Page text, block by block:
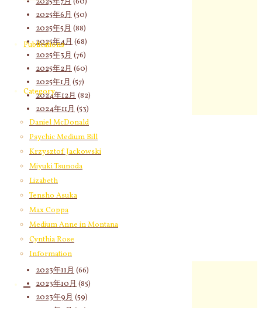
Publications
Category
Daniel McDonald
Psychic Medium Bill
Krzysztof Jackowski
Miyuki Tsunoda
Lizabeth
Tensho Asuka
Max Coppa
Medium Anne in Montana
Cynthia Rose
Information
2025年6月 (50)
2025年5月 (88)
2025年4月 (68)
2025年3月 (76)
2025年2月 (60)
2025年1月 (57)
2024年12月 (82)
2024年11月 (53)
2024年10月(65)
2024年9月(58)
2024年8月(65)
2024年7月(63)
2024年6月
2024年5月
2024年3月
2024年2月(55)
2024年1月(66)
2023年12月
2023年11月 (66)
2023年10月 (85)
2023年9月 (59)
2023年8月 (91)